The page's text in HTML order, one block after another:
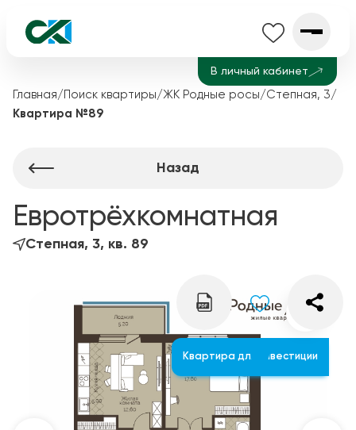
В личный кабинет
Главная/ Поиск квартиры/ЖК Родные росы/Степная, 3/
Квартира №89
Назад
Евротрёхкомнатная
Степная, 3, кв. 89
Квартира для инвестиции